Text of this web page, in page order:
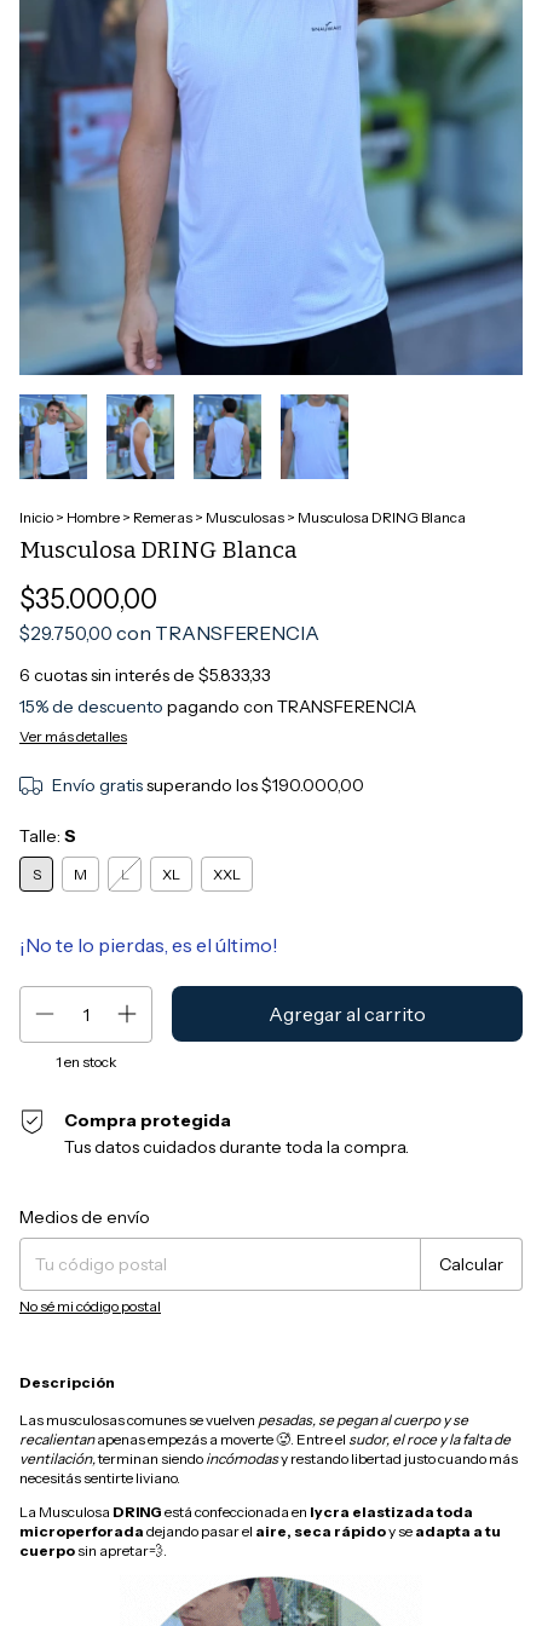
Inicio > Hombre > Remeras > Musculosas > Musculosa DRING Blanca
Musculosa DRING Blanca
$35.000,00
$29.750,00 con TRANSFERENCIA
6 cuotas sin interés de $5.833,33
15% de descuento pagando con TRANSFERENCIA
Ver más detalles
Envío gratissuperando los$190.000,00
Talle: S
S M L XL XXL
¡No te lo pierdas, es el último!
1 en stock
Compra protegida
Tus datos cuidados durante toda la compra.
Entregas para el CP:
Medios de envío
Calcular
No sé mi código postal
Descripción
Las musculosas comunes se vuelven pesadas, se pegan al cuerpo y se
recalientanapenas empezás a moverte 🥵. Entre el sudor, el roce y la falta de
ventilación,terminan siendo incómodasy restando libertad justo cuando más
necesitás sentirte liviano.
La Musculosa DRING está confeccionada en lycra elastizada toda
microperforada dejando pasar el aire, seca rápidoy se adapta a tu
cuerposin apretar💨.